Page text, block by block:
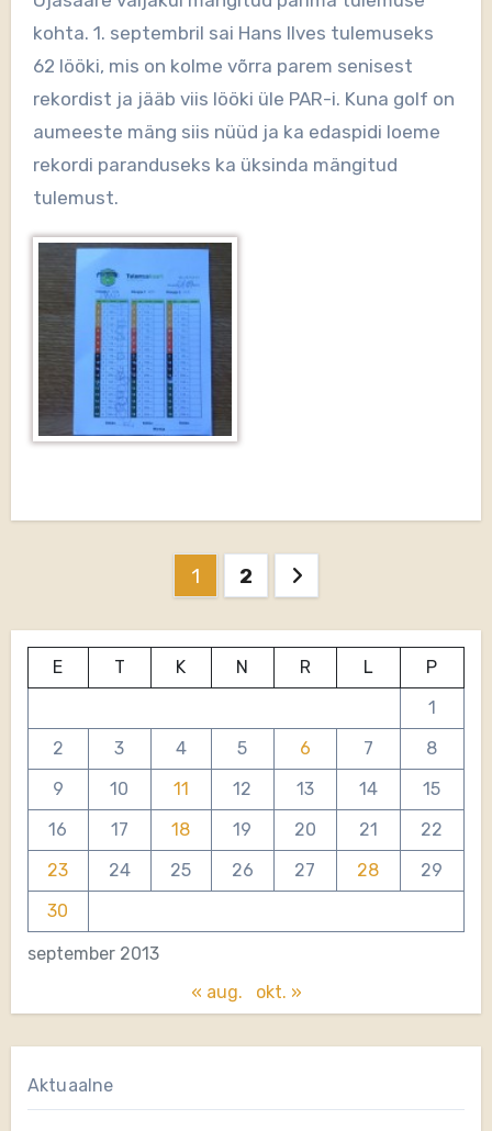
kohta. 1. septembril sai Hans Ilves tulemuseks
62 lööki, mis on kolme võrra parem senisest
rekordist ja jääb viis lööki üle PAR-i. Kuna golf on
aumeeste mäng siis nüüd ja ka edaspidi loeme
rekordi paranduseks ka üksinda mängitud
tulemust.
Navigeerimine
1 2
september 2013
E T K N R L
P
1
2
3 4 5 6 7
8
9
10 11 12 13 14
15
16
17 18 19 20 21
22
23
24 25 26 27 28
29
30
« aug. okt. »
Aktuaalne